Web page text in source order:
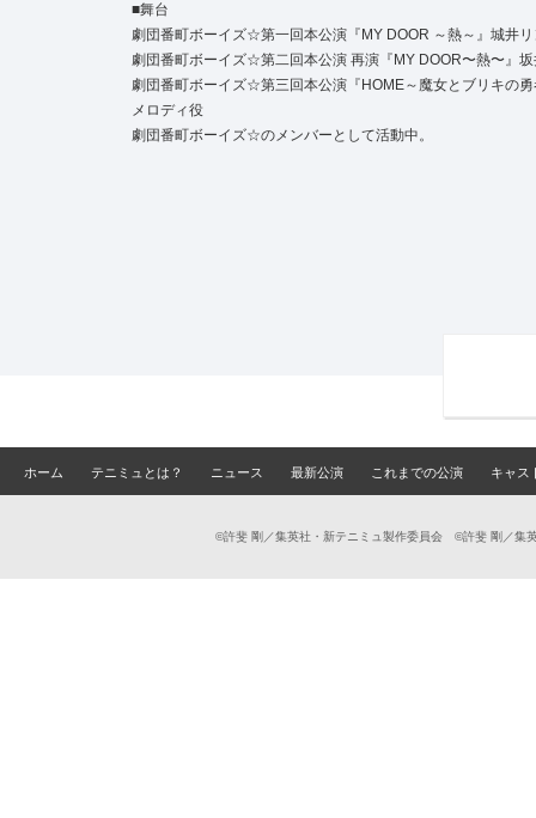
■舞台
劇団番町ボーイズ☆第一回本公演『MY DOOR ～熱～』城井
劇団番町ボーイズ☆第二回本公演 再演『MY DOOR〜熱〜』
劇団番町ボーイズ☆第三回本公演『HOME～魔女とブリキの
メロディ役
劇団番町ボーイズ☆のメンバーとして活動中。
ホーム テニミュとは？ ニュース 最新公演 これまでの公演 キャス
©許斐 剛／集英社・新テニミュ製作委員会 ©許斐 剛／集